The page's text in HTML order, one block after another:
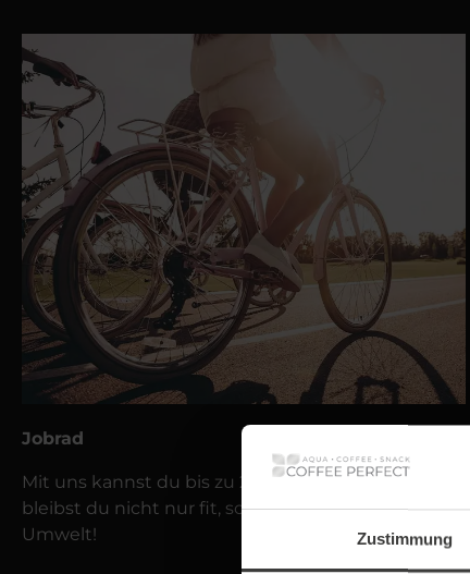
Zustimmung
Jobrad
Mit uns kannst du bis zu 2 Jobfahrräder leasen. So
bleibst du nicht nur fit, sondern schonst auch die
Umwelt!